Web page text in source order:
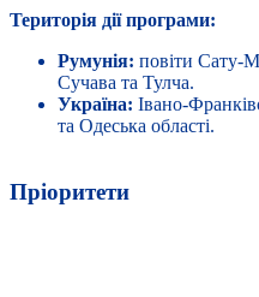
Територія дії програми:
Румунія: повіти Сату-
Сучава та Тулча.
Україна: Івано-
та Одеська області.
Пріоритети